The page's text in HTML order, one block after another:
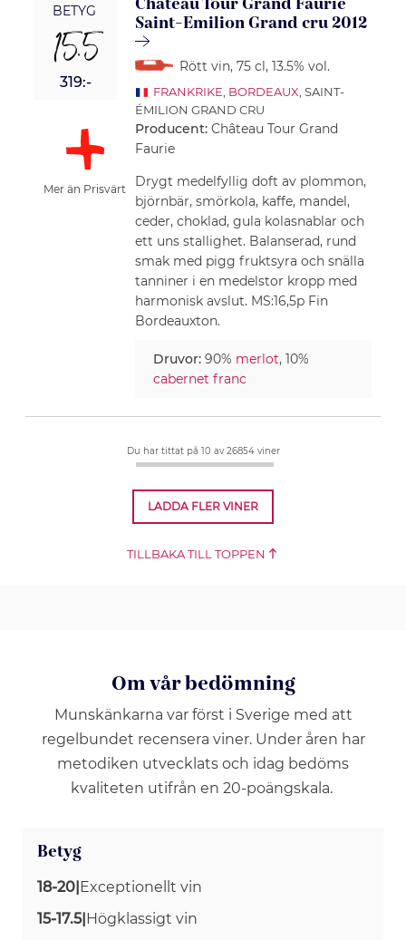
BETYG
15.5
319:-
Mer än Prisvärt
Saint-Emilion Grand cru 2012
Rött vin, 75 cl, 13.5% vol.
FRANKRIKE BORDEAUX , SAINT-
ÉMILION GRAND CRU
Producent:Château Tour Grand
Faurie
Drygt medelfyllig doft av plommon,
björnbär, smörkola, kaffe, mandel,
ceder, choklad, gula kolasnablar och
ett uns stallighet. Balanserad, rund
smak med pigg fruktsyra och snälla
tanniner i en medelstor kropp med
harmonisk avslut. MS:16,5p Fin
Bordeauxton.
Druvor:90% merlot, 10%
cabernet franc
Du har tittat på 10 av 26854 viner
LADDA FLER VINER
TILLBAKA TILL TOPPEN
Om vår bedömning
Munskänkarna var först i Sverige med att
regelbundet recensera viner. Under åren har
metodiken utvecklats och idag bedöms
kvaliteten utifrån en 20-poängskala.
Betyg
18-20|Exceptionellt vin
15-17.5|Högklassigt vin